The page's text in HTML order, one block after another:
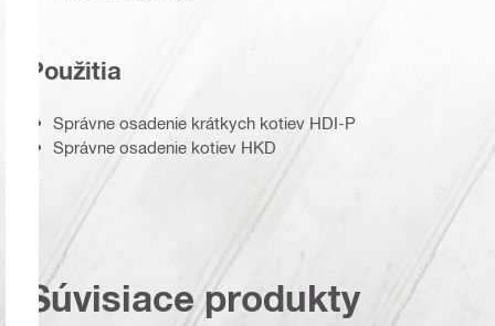
Použitia
Správne osadenie krátkych kotiev HDI-P
Správne osadenie kotiev HKD
Súvisiace produkty